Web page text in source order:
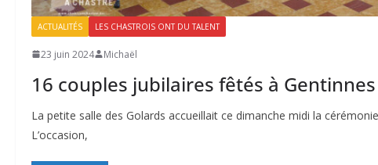
ACTUALITÉS LES CHASTROIS ONT DU TALENT
23 juin 2024 Michaël
16 couples jubilaires fêtés à Gentinnes
La petite salle des Golards accueillait ce dimanche midi la
L’occasion,